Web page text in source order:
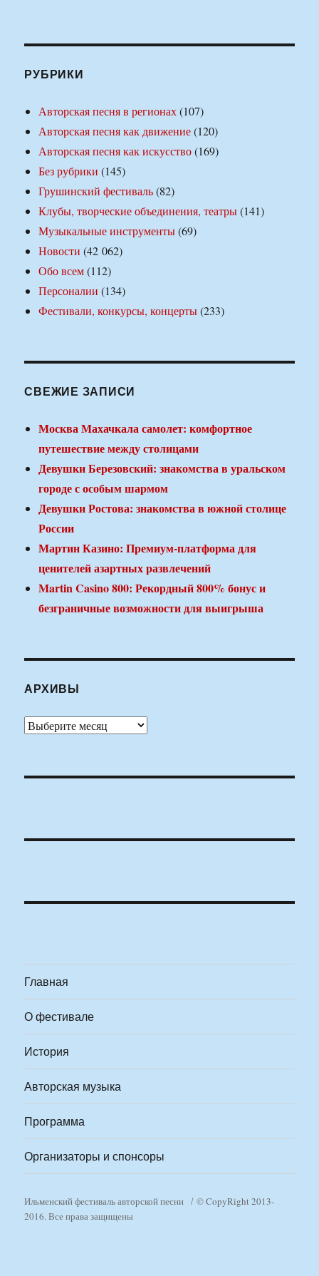
РУБРИКИ
Авторская песня в регионах(107)
Авторская песня как движение(120)
Авторская песня как искусство(169)
Без рубрики (145)
Грушинский фестиваль(82)
Клубы, творческие объединения, театры(141)
Музыкальные инструменты(69)
Новости (42 062)
Обо всем(112)
Персоналии (134)
Фестивали, конкурсы, концерты(233)
СВЕЖИЕ ЗАПИСИ
Москва Махачкала самолет: комфортное
путешествие между столицами
Девушки Березовский: знакомства в уральском
городе с особым шармом
Девушки Ростова: знакомства в южной столице
России
Мартин Казино: Премиум-платформа для
ценителей азартных развлечений
Martin Casino 800: Рекордный 800% бонус и
безграничные возможности для выигрыша
АРХИВЫ
Архивы
Главная
О фестивале
История
Авторская музыка
Программа
Организаторы и спонсоры
Ильменский фестиваль авторской песни
© CopyRight 2013-
2016. Все права защищены